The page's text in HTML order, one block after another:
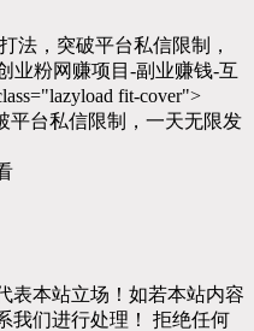
法，突破平台私信限制，
业粉网赚项目-副业赚钱-互
fit-cover">
平台私信限制，一天无限发
表本站立场！如若本站内容
我们进行处理！ 拒绝任何